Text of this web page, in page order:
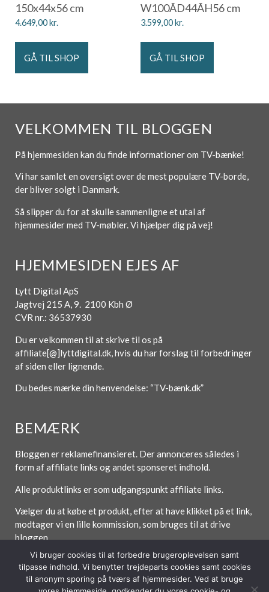
150x44x56 cm
4.649,00kr.
GÅ TIL SHOP
W100ÃD44ÃH56 cm
3.599,00kr.
GÅ TIL SHOP
VELKOMMEN TIL BLOGGEN
På hjemmesiden kan du finde informationer om TV-bænke!
Vi har samlet en oversigt over de mest populære TV-borde,
der bliver solgt i Danmark.
Så slipper du for at skulle sammenligne et utal af
hjemmesider med TV-møbler. Vi hjælper dig på vej!
HJEMMESIDEN EJES AF
Lytt Digital ApS
Jagtvej 215 A, 9. 2100 Kbh Ø
CVR nr.: 36537930
Du er velkommen til at skrive til os på
affiliate[@]lyttdigital.dk, hvis du har forslag til forbedringer
af siden eller lignende.
Du bedes mærke din henvendelse: “TV-bænk.dk”
BEMÆRK
Bloggen er reklamefinansieret. Der annonceres således i
form af affiliate links og andet sponseret indhold.
Alle produktlinks er som udgangspunkt affiliate links.
Vælger du at købe et produkt, efter at have klikket på et link,
modtager vi en lille kommission, som bruges til at drive
bloggen.
Vi bruger cookies til at forbedre brugeroplevelsen samt
tilpasse indhold. Vi benytter trejdeparts cookies samt cookies
til anonym sporing på tværs af hjemmesider. Ved at bruge